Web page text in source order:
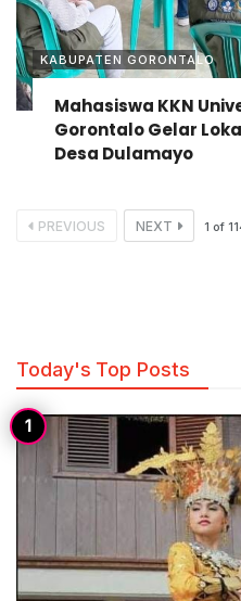
KABUPATEN GORONTALO
Mahasiswa KKN
Gorontalo Gelar
Desa Dulamayo
PREVIOUS NEXT 1 of
Today's Top Posts